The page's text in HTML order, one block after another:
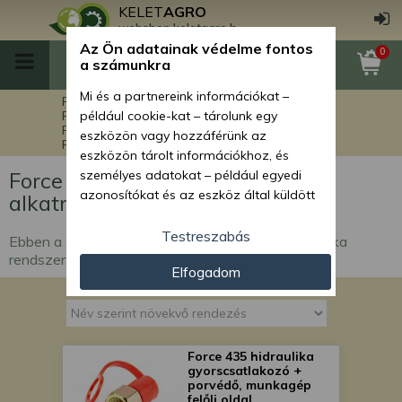
KELETAGRO
webshop.keletagro.hu
0
Főoldal
Force alkatrészek
Force kistraktorok alkatrészei
Force 435 kistraktor alkatrészek
Force 435 hidraulika rendszer alkatrészek
Force 435 hidraulika rendszer
alkatrészek
Ebben a csoportban a Force 435 kistraktor hidraulika
rendszer alkatrészei szerepelnek.
Force 435 hidraulika
gyorscsatlakozó +
porvédő, munkagép
Az Ön adatainak védelme fontos
a számunkra
Mi és a partnereink információkat –
például cookie-kat – tárolunk egy
eszközön vagy hozzáférünk az
eszközön tárolt információkhoz, és
személyes adatokat – például egyedi
azonosítókat és az eszköz által küldött
személyre szabott hirdetések és
tartalom nyújtásához, hirdetés- és
tartalomméréshez, nézettségi adatok
gyűjtéséhez, valamint termékek
kifejlesztéséhez és a termékek
partnereink eszközleolvasásos
módszerrel szerzett pontos geolokációs
adatokat és azonosítási információkat
Testreszabás
Elfogadom